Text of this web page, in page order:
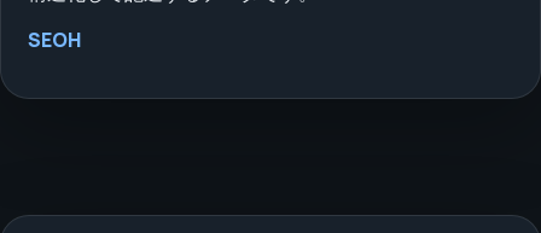
SEOH